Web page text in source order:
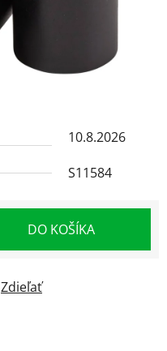
10.8.2026
S11584
DO KOŠÍKA
Zdieľať